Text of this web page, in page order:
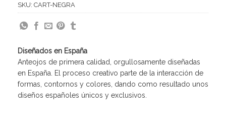
SKU: CART-NEGRA
Diseñados en España
Anteojos de primera calidad, orgullosamente diseñadas
en España. El proceso creativo parte de la interacción de
formas, contornos y colores, dando como resultado unos
diseños españoles únicos y exclusivos.